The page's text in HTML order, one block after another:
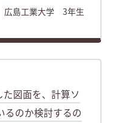
広島工業大学 3年生
図面を、計算ソ
るのか検討するの